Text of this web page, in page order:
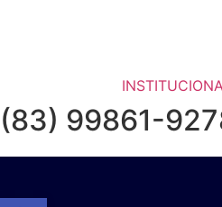
(83) 99861-